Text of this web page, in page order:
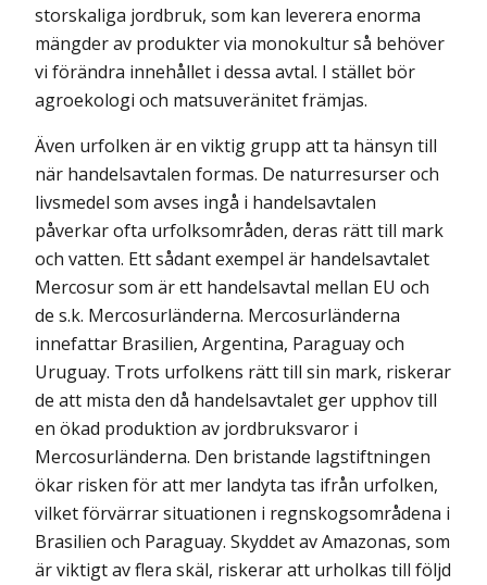
storskaliga jordbruk, som kan leverera enorma
mängder av produkter via monokultur så behöver
vi förändra innehållet i dessa avtal. I stället bör
agroekologi och matsuveränitet främjas.
Även urfolken är en viktig grupp att ta hänsyn till
när handelsavtalen formas. De naturresurser och
livsmedel som avses ingå i handelsavtalen
påverkar ofta urfolks­områden, deras rätt till mark
och vatten. Ett sådant exempel är handelsavtalet
Mercosur som är ett handelsavtal mellan EU och
de s.k. Mercosurländerna. Mercosurländerna
innefattar Brasilien, Argentina, Paraguay och
Uruguay. Trots urfolkens rätt till sin mark, riskerar
de att mista den då handelsavtalet ger upphov till
en ökad produktion av jord­bruksvaror i
Mercosurländerna. Den bristande lagstiftningen
ökar risken för att mer landyta tas ifrån urfolken,
vilket förvärrar situationen i regnskogsområdena i
Brasilien och Paraguay. Skyddet av Amazonas, som
är viktigt av flera skäl, riskerar att urholkas till följd